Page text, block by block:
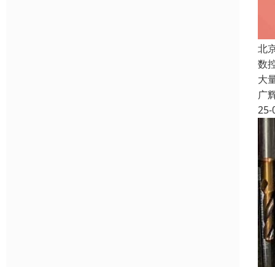
北
数
大
广
25-